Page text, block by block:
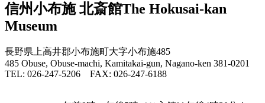
信州小布施 北斎館The Hokusai-kan
Museum
長野県上高井郡小布施町大字小布施485
485 Obuse, Obuse-machi, Kamitakai-gun, Nagano-ken 381-0201
TEL: 026-247-5206 FAX: 026-247-6188